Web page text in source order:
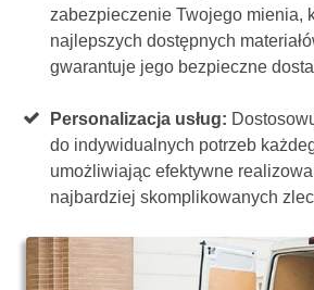
zabezpieczenie Twojego mienia,
najlepszych dostępnych
gwarantuje jego bezpieczne
Personalizacja usług:
do indywidualnych potrzeb
umożliwiając efektywne
najbardziej skomplikowanych